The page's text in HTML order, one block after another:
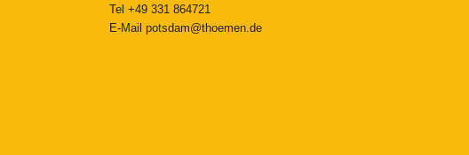
Tel +49 331 864721
E-Mail potsdam@thoemen.de